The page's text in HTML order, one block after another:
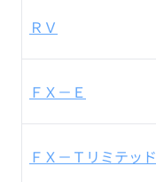
ＲＶ
ＦＸ－Ｅ
ＦＸ－Ｔリミテッド